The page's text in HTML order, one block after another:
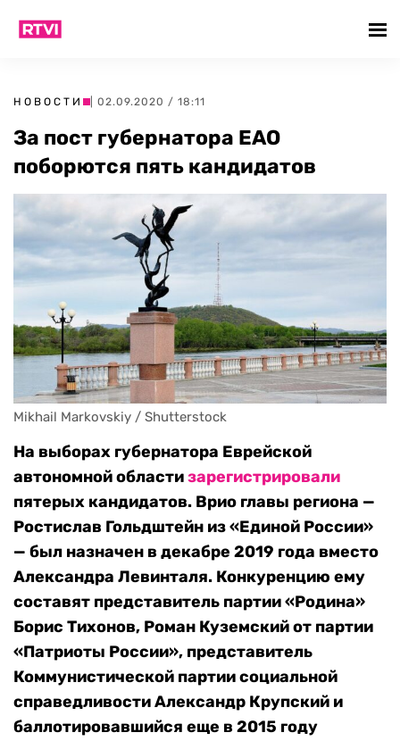
НОВОСТИ | 02.09.2020 / 18:11
За пост губернатора ЕАО
поборются пять кандидатов
Mikhail Markovskiy / Shutterstock
На выборах губернатора Еврейской
автономной областизарегистрировали
пятерых кандидатов. Врио главы региона —
Ростислав Гольдштейн из «Единой России»
— был назначен в декабре 2019 года вместо
Александра Левинталя. Конкуренцию ему
составят представитель партии «Родина»
Борис Тихонов, Роман Куземский от партии
«Патриоты России», представитель
Коммунистической партии социальной
справедливости Александр Крупский и
баллотировавшийся еще в 2015 году